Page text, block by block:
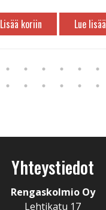
Lisää koriin Lue lisää
Yhteystiedot
Rengaskolmio Oy
Lehtikatu 17